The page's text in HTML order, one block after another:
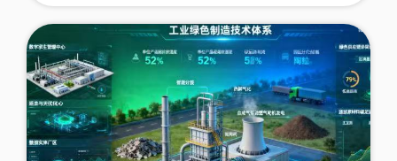
为生物医药产业高质量与可持续发展提供可复制的
技术路径。